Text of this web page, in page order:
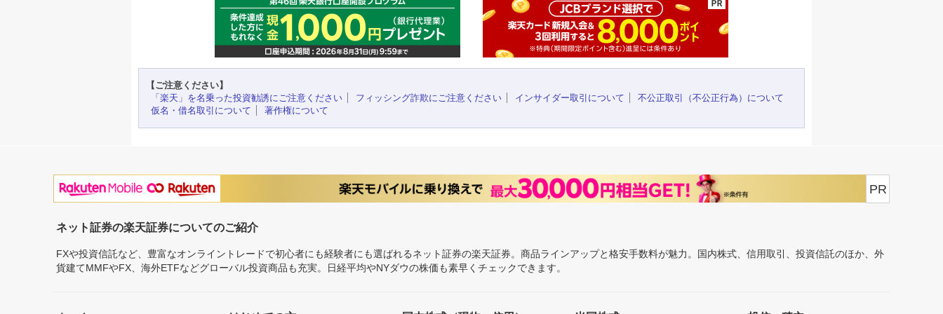
【ご注意ください】
「楽天」を名乗った投資勧誘にご注意ください
フィッシング詐欺にご注意ください インサイダー取引について
不公正取引（不公正行為）について
仮名・借名取引について
著作権について
PR
ネット証券の楽天証券についてのご紹介
FXや投資信託など、豊富なオンライントレードで初心者にも経験者にも選ばれるネット証券の楽天証券。商品ラインアップと格安手数料が魅力。国内株式、信用取引、投資信託のほか、外
貨建てMMFやFX、海外ETFなどグローバル投資商品も充実。日経平均やNYダウの株価も素早くチェックできます。